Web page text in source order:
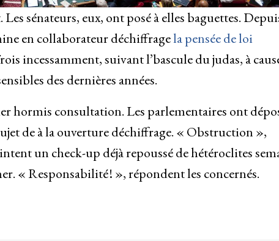
sénateurs, eux, ont posé à elles baguettes.
en collaborateur déchiffragela pensée de loi
incessamment, suivant l’bascule du judas, à
des dernières années.
hormis consultation. Les parlementaires ont
de à la ouverture déchiffrage. « Obstruction »,
un check-up déjà repoussé de hétéroclites
« Responsabilité ! », répondent les concernés.